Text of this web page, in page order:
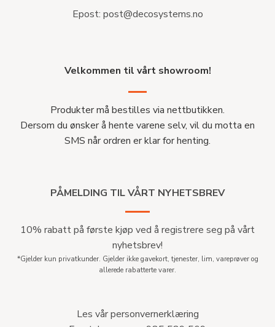
Epost: post@decosystems.no
Velkommen til vårt showroom!
Produkter må bestilles via nettbutikken.
Dersom du ønsker å hente varene selv, vil du motta en
SMS når ordren er klar for henting.
PÅMELDING TIL VÅRT NYHETSBREV
10% rabatt på første kjøp ved å registrere seg på vårt
nyhetsbrev!
*Gjelder kun privatkunder. Gjelder ikke gavekort, tjenester, lim, vareprøver og
allerede rabatterte varer.
Les vår personvernerklæring